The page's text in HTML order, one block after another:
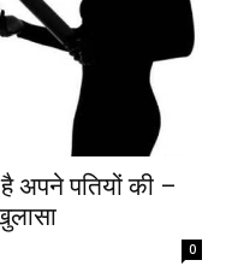
अपने पतियों की –
0